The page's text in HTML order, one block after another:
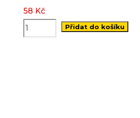
58 Kč
Přidat do košíku